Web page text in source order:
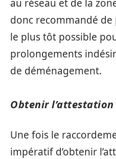
au réseau et de la
donc recommandé
le plus tôt possible
prolongements
de déménagement.
Obtenir l’attestation
Une fois le
impératif d’obtenir